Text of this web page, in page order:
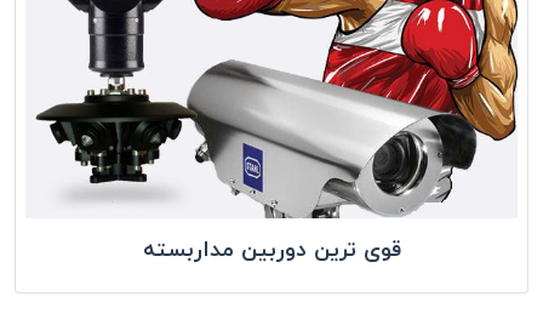
قوی ترین دوربین مداربسته